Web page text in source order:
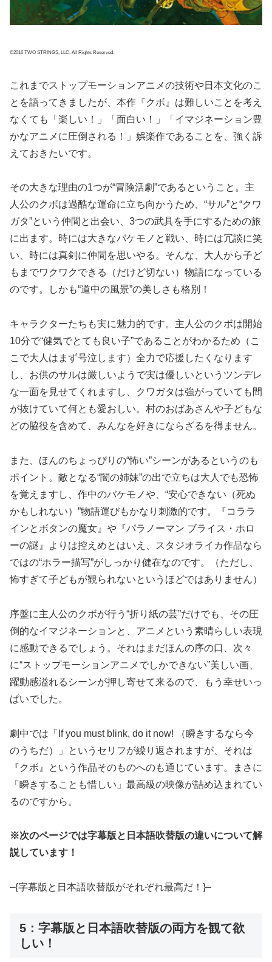
©2016 TWO STRINGS, LLC. All Rights Reserved.
これまでストップモーションアニメの技術や日本文化のこ
とを語ってきましたが、本作『クボ』は難しいことを考え
なくても「楽しい！」「面白い！」「イマジネーション豊
かなアニメに圧倒される！」娯楽作であることを、強く訴
えておきたいです。
その大きな理由の1つが“冒険活劇”であるということ。主
人公のクボは過酷な運命に立ち向かうため、“サル”と“クワ
ガタ”という仲間と出会い、3つの武具を手にするための旅
に出ます。時には大きなバケモノと戦い、時には冗談に笑
い、時には真剣に仲間を思いやる。そんな、大人から子ど
もまでワクワクできる（だけど切ない）物語になっている
のです。しかも“道中の風景”の美しさも格別！
キャラクターたちも実に魅力的です。主人公のクボは開始
10分で“健気でとても良い子”であることがわかるため（こ
こで大人はまず号泣します）全力で応援したくなります
し、お供のサルは厳しいようで実は優しいというツンデレ
な一面を見せてくれますし、クワガタは強がっていても間
が抜けていて何とも愛おしい。村のおばあさんや子どもな
どの脇役を含めて、みんなを好きにならざるを得ません。
また、ほんのちょっぴりの“怖い”シーンがあるというのも
ポイント。敵となる“闇の姉妹”の出で立ちは大人でも恐怖
を覚えますし、作中のバケモノや、“安心できない（死ぬ
かもしれない）”物語運びもかなり刺激的です。『コララ
インとボタンの魔女』や『パラノーマン ブライス・ホロ
ーの謎』よりは控えめとはいえ、スタジオライカ作品なら
ではの“ホラー描写”がしっかり健在なのです。（ただし、
怖すぎて子どもが観られないというほどではありません）
序盤に主人公のクボが行う“折り紙の芸”だけでも、その圧
倒的なイマジネーションと、アニメという素晴らしい表現
に感動できるでしょう。それはまだほんの序の口、次々
に“ストップモーションアニメでしかできない”美しい画、
躍動感溢れるシーンが押し寄せて来るので、もう幸せいっ
ぱいでした。
劇中では「If you must blink, do it now! （瞬きするなら今
のうちだ）」というセリフが繰り返されますが、それは
『クボ』という作品そのものへのも通じています。まさに
「瞬きすることも惜しい」最高級の映像が詰め込まれてい
るのですから。
※次のページでは字幕版と日本語吹替版の違いについて解
説しています！
–{字幕版と日本語吹替版がそれぞれ最高だ！}–
5：字幕版と日本語吹替版の両方を観て欲
しい！